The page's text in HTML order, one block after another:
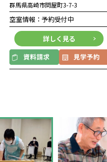
群馬県高崎市問屋町3-7-3
空室情報：予約受付中
詳しく見る